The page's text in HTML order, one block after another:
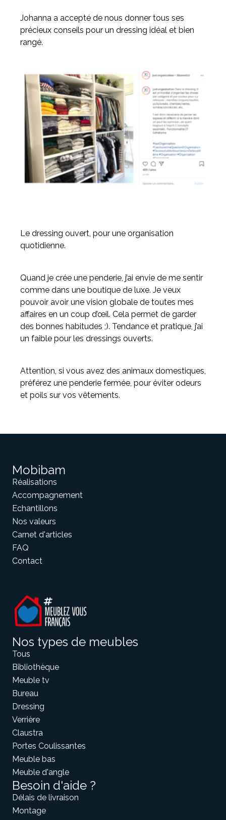
Johanna a accepté de nous donner tous ses
précieux conseils pour un dressing idéal et bien
rangé.
Le dressing ouvert, pour une organisation
quotidienne.
Quand je crée une penderie, j’ai envie de me sentir
comme dans une boutique de luxe. Je veux
pouvoir avoir une vision globale de toutes mes
affaires en un coup d’œil. Cela permet de garder
des bonnes habitudes ;). Tendance et pratique, j’ai
un faible pour les dressings ouverts.
Attention, si vous avez des animaux domestiques,
préférez une penderie fermée, pour éviter odeurs
et poils sur vos vêtements.
Mobibam
Réalisations
Accompagnement
Echantillons
Nos valeurs
Carnet d'articles
FAQ
Contact
Nos types de meubles
Tous
Bibliothèque
Meuble tv
Bureau
Dressing
Verrière
Claustra
Portes Coulissantes
Meuble bas
Meuble d'angle
Besoin d'aide ?
Délais de livraison
Montage